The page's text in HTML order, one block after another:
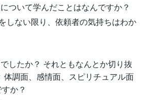
ついて学んだことはなんですか？
しない限り、依頼者の気持ちはわか
したか？ それともなんとか切り抜
体調面、感情面、スピリチュアル面
か？